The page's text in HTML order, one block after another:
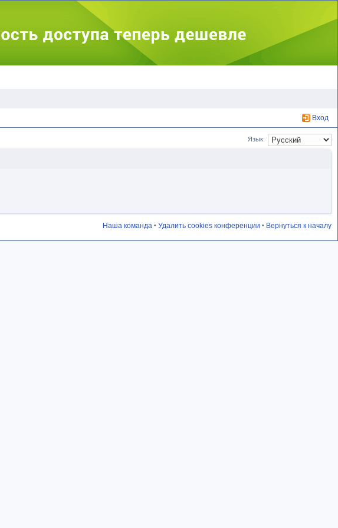
Вход
Язык:
• Вернуться к началу
• Удалить cookies конференции
Наша команда